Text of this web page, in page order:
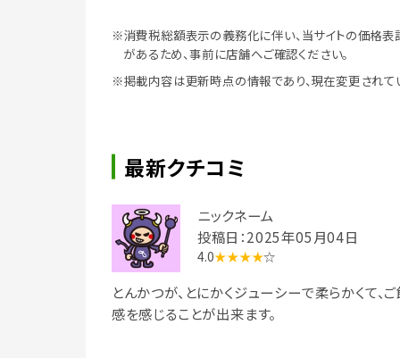
※消費税総額表示の義務化に伴い、当サイトの価格
があるため、事前に店舗へご確認ください。
※掲載内容は更新時点の情報であり、現在変更されて
最新クチコミ
ニックネーム
投稿日：2025年05月04日
4.0★★★★☆
とんかつが、とにかくジューシーで柔らかくて、
感を感じることが出来ます。